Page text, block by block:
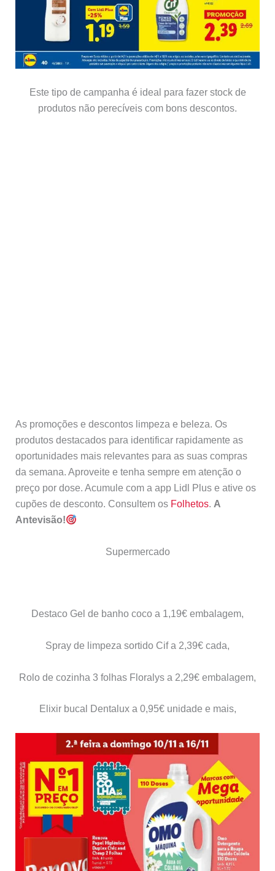
Este tipo de campanha é ideal para fazer stock de
produtos não perecíveis com bons descontos.
As promoções e descontos limpeza e beleza. Os
produtos destacados para identificar rapidamente as
oportunidades mais relevantes para as suas compras
da semana. Aproveite e tenha sempre em atenção o
preço por dose. Acumule com a app Lidl Plus e ative os
cupões de desconto. Consultem os Folhetos. A
Antevisão!
Supermercado
Destaco Gel de banho coco a 1,19€ embalagem,
Spray de limpeza sortido Cif a 2,39€ cada,
Rolo de cozinha 3 folhas Floralys a 2,29€ embalagem,
Elixir bucal Dentalux a 0,95€ unidade e mais,